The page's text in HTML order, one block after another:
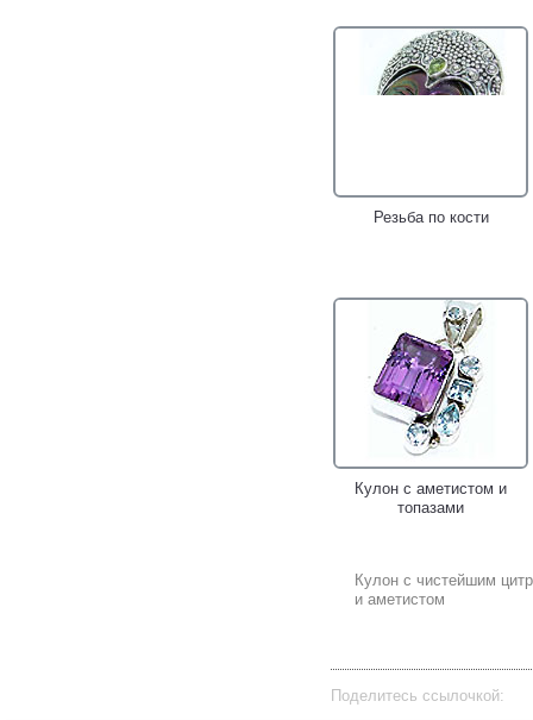
Резьба по кости
Кулон с аметистом и
топазами
Кулон с чистейшим
и аметистом
Поделитесь ссылочкой: